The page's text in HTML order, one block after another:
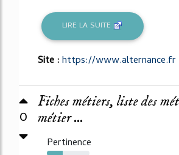
LIRE LA SUITE
Site :https://www.alternance.fr
0
Fiches métiers, liste des
métier ...
Pertinence